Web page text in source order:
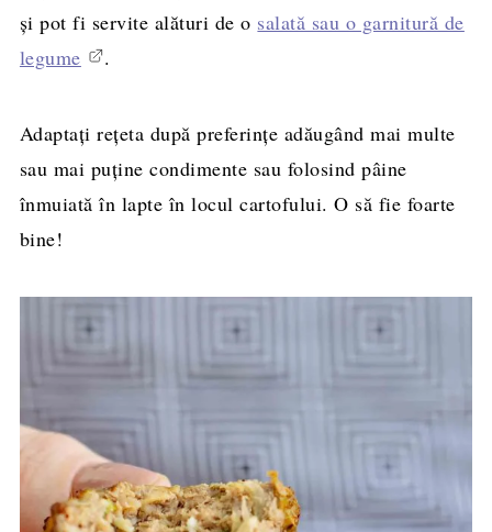
și pot fi servite alături de o salată sau o garnitură de
legume
.
Adaptați rețeta după preferințe adăugând mai multe
sau mai puține condimente sau folosind pâine
înmuiată în lapte în locul cartofului. O să fie foarte
bine!